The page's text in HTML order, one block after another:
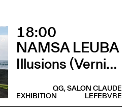
18:00
NAMSA LEUBA
Illusions (Vernissage)
QG, SALON CLAUDE
LEFEBVRE
EXHIBITION